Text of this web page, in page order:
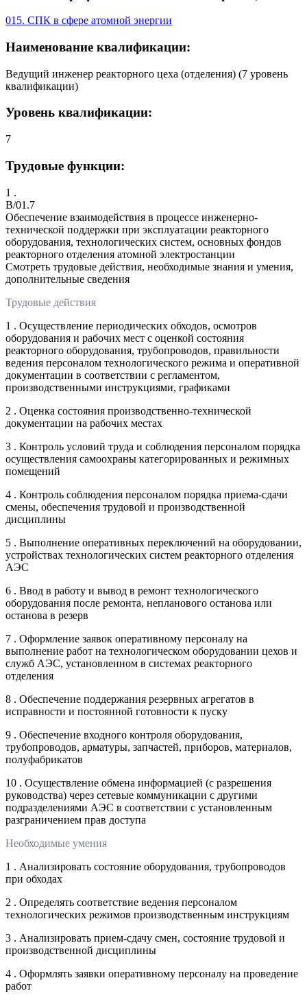
015. СПК в сфере атомной энергии
Наименование квалификации:
Ведущий инженер реакторного цеха (отделения) (7 уровень
квалификации)
Уровень квалификации:
7
Трудовые функции:
1 .
B/01.7
Обеспечение взаимодействия в процессе инженерно-
технической поддержки при эксплуатации реакторного
оборудования, технологических систем, основных фондов
реакторного отделения атомной электростанции
Смотреть трудовые действия, необходимые знания и умения,
дополнительные сведения
Трудовые действия
1 . Осуществление периодических обходов, осмотров
оборудования и рабочих мест с оценкой состояния
реакторного оборудования, трубопроводов, правильности
ведения персоналом технологического режима и оперативной
документации в соответствии с регламентом,
производственными инструкциями, графиками
2 . Оценка состояния производственно-технической
документации на рабочих местах
3 . Контроль условий труда и соблюдения персоналом порядка
осуществления самоохраны категорированных и режимных
помещений
4 . Контроль соблюдения персоналом порядка приема-сдачи
смены, обеспечения трудовой и производственной
дисциплины
5 . Выполнение оперативных переключений на оборудовании,
устройствах технологических систем реакторного отделения
АЭС
6 . Ввод в работу и вывод в ремонт технологического
оборудования после ремонта, непланового останова или
останова в резерв
7 . Оформление заявок оперативному персоналу на
выполнение работ на технологическом оборудовании цехов и
служб АЭС, установленном в системах реакторного
отделения
8 . Обеспечение поддержания резервных агрегатов в
исправности и постоянной готовности к пуску
9 . Обеспечение входного контроля оборудования,
трубопроводов, арматуры, запчастей, приборов, материалов,
полуфабрикатов
10 . Осуществление обмена информацией (с разрешения
руководства) через сетевые коммуникации с другими
подразделениями АЭС в соответствии с установленным
разграничением прав доступа
Необходимые умения
1 . Анализировать состояние оборудования, трубопроводов
при обходах
2 . Определять соответствие ведения персоналом
технологических режимов производственным инструкциям
3 . Анализировать прием-сдачу смен, состояние трудовой и
производственной дисциплины
4 . Оформлять заявки оперативному персоналу на проведение
работ